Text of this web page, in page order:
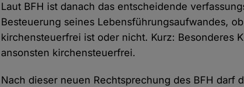
Laut BFH ist danach das entscheidende
Besteuerung seines Lebensführungsaufwandes,
kirchensteuerfrei ist oder nicht. Kurz: Besonderes
ansonsten kirchensteuerfrei.
Nach dieser neuen Rechtsprechung des BFH darf